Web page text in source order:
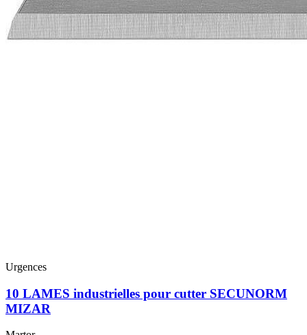
Urgences
10 LAMES industrielles pour cutter SECUNORM
MIZAR